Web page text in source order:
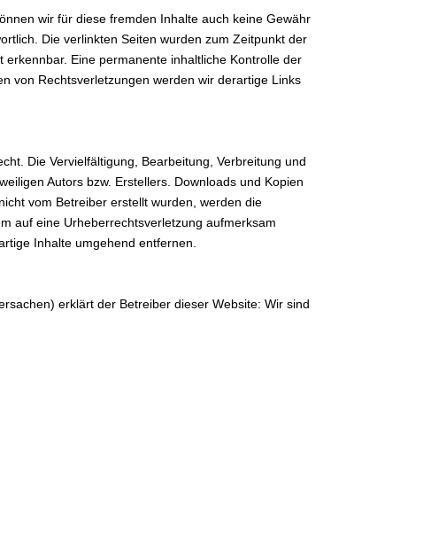
wir für diese fremden Inhalte auch keine Gewähr
Die verlinkten Seiten wurden zum Zeitpunkt der
Eine permanente inhaltliche Kontrolle der
von Rechtsverletzungen werden wir derartige Links
Die Vervielfältigung, Bearbeitung, Verbreitung und
Autors bzw. Erstellers. Downloads und Kopien
vom Betreiber erstellt wurden, werden die
auf eine Urheberrechtsverletzung aufmerksam
Inhalte umgehend entfernen.
erklärt der Betreiber dieser Website: Wir sind